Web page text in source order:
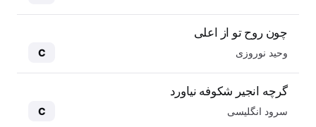
چون روح تو از اعلی
وحید نوروزی C
گرچه انجیر شکوفه نیاورد
سرود انگلیسی C